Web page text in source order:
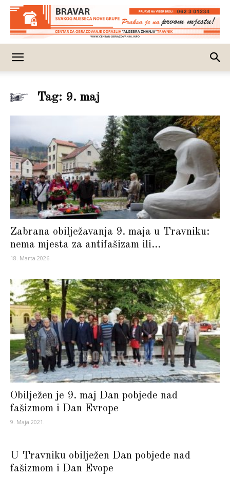
Tag: 9. maj
Zabrana obilježavanja 9. maja u Travniku:
nema mjesta za antifašizam ili...
18. Marta 2026.
Obilježen je 9. maj Dan pobjede nad
fašizmom i Dan Evrope
9. Maja 2021.
U Travniku obilježen Dan pobjede nad
fašizmom i Dan Evope